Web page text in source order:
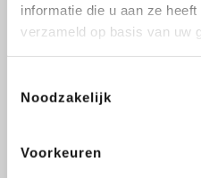
informatie die u aan ze
verzameld op basis van uw
Noodzakelijk
Voorkeuren
Dit mag je van
Levenslange garantie
brandstof)